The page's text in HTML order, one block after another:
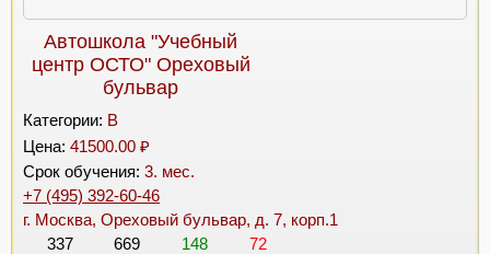
Автошкола "Учебный
центр ОСТО" Ореховый
бульвар
Категории: B
Цена: 41500.00 ₽
Срок обучения: 3. мес.
+7 (495) 392-60-46
г. Москва, Ореховый бульвар, д. 7, корп.1
337
669 148
72